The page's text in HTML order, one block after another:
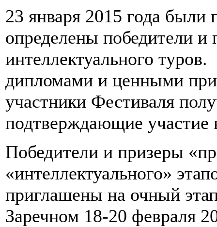
23 января 2015 года были
определены победители и
интеллектуального
дипломами и ценными
участники Фестиваля
подтверждающие участие
Победители и призеры
«интеллектуального»
приглашены на очный
Заречном 18-20 февраля